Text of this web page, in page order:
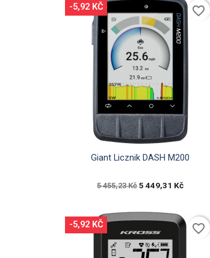
Rychlý náhled
Giant Licznik DASH M200
5 455,23 Kč 5 449,31 Kč
-5,92 KČ favorite_border
-5,92 KČ favorite_border